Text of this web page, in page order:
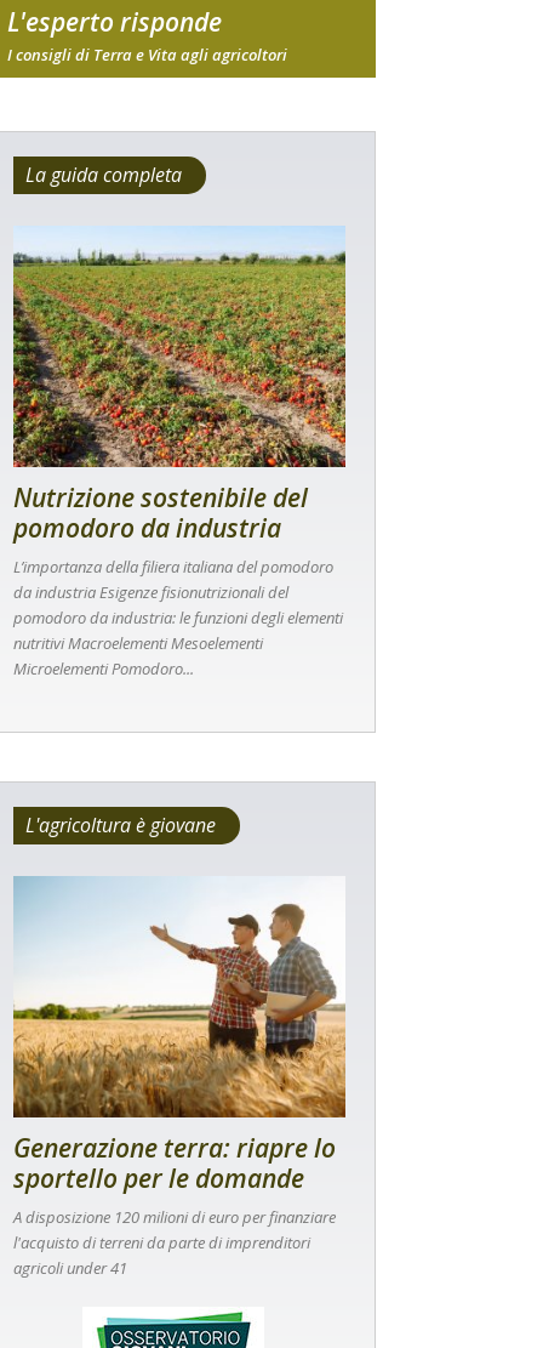
L'esperto risponde
I consigli di Terra e Vita agli agricoltori
La guida completa
Nutrizione sostenibile del
pomodoro da industria
L’importanza della filiera italiana del pomodoro
da industria Esigenze fisionutrizionali del
pomodoro da industria: le funzioni degli elementi
nutritivi Macroelementi Mesoelementi
Microelementi Pomodoro...
L'agricoltura è giovane
Generazione terra: riapre lo
sportello per le domande
A disposizione 120 milioni di euro per finanziare
l'acquisto di terreni da parte di imprenditori
agricoli under 41